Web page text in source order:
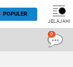
POPULER
JELAJAHI
0